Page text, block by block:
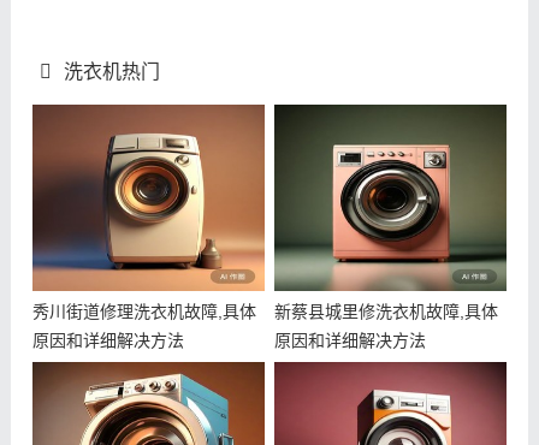
洗衣机热门
秀川街道修理洗衣机故障,具体
原因和详细解决方法
新蔡县城里修洗衣机故障,具体
原因和详细解决方法